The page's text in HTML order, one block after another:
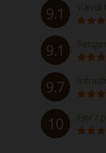
9.1 Værdi
9.1
9.7
10 Ejer /